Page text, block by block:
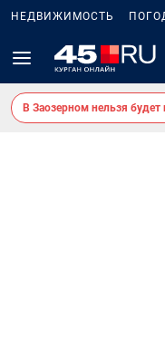
НЕДВИЖИМОСТЬ
В Заозерном нельзя будет